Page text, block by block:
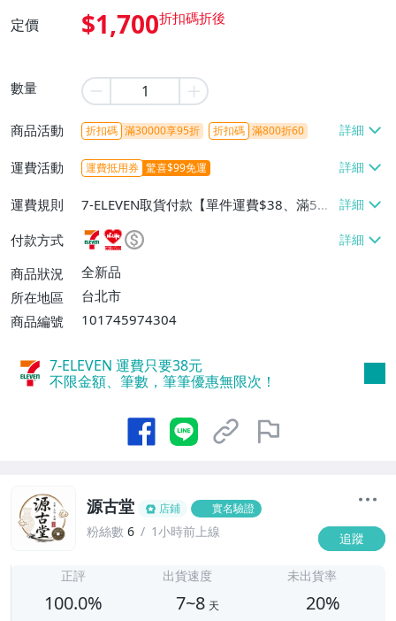
定價 $1,700
數量
商品活動 折扣碼 滿30000享95折 折扣碼 滿800折60
運費活動 運費抵用券 驚喜$99免運
運費規則
7-ELEVEN取貨付款【單件運費$38、滿5件
或消費滿$1298免運費】、7-ELEVEN取貨
不付款【免運費】、萊爾富取貨付款【單件
運費$60、滿5件或消費滿$1298免運
費】、宅配/貨運【單件運費$120、滿5件
付款方式
商品狀況
全新品
所在地區
台北市
商品編號
101745974304
7-ELEVEN 運費只要38元
不限金額、筆數，筆筆優惠無限次！
源古堂 店鋪 實名驗證
粉絲數 6 1小時前上線 追蹤
正評
100.0%
出貨速度
7~8 天
未出貨率
20%